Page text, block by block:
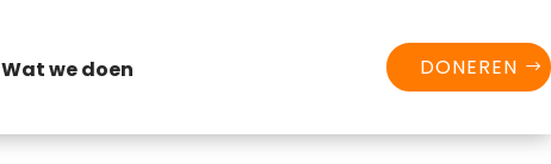
Wat we doen DONEREN